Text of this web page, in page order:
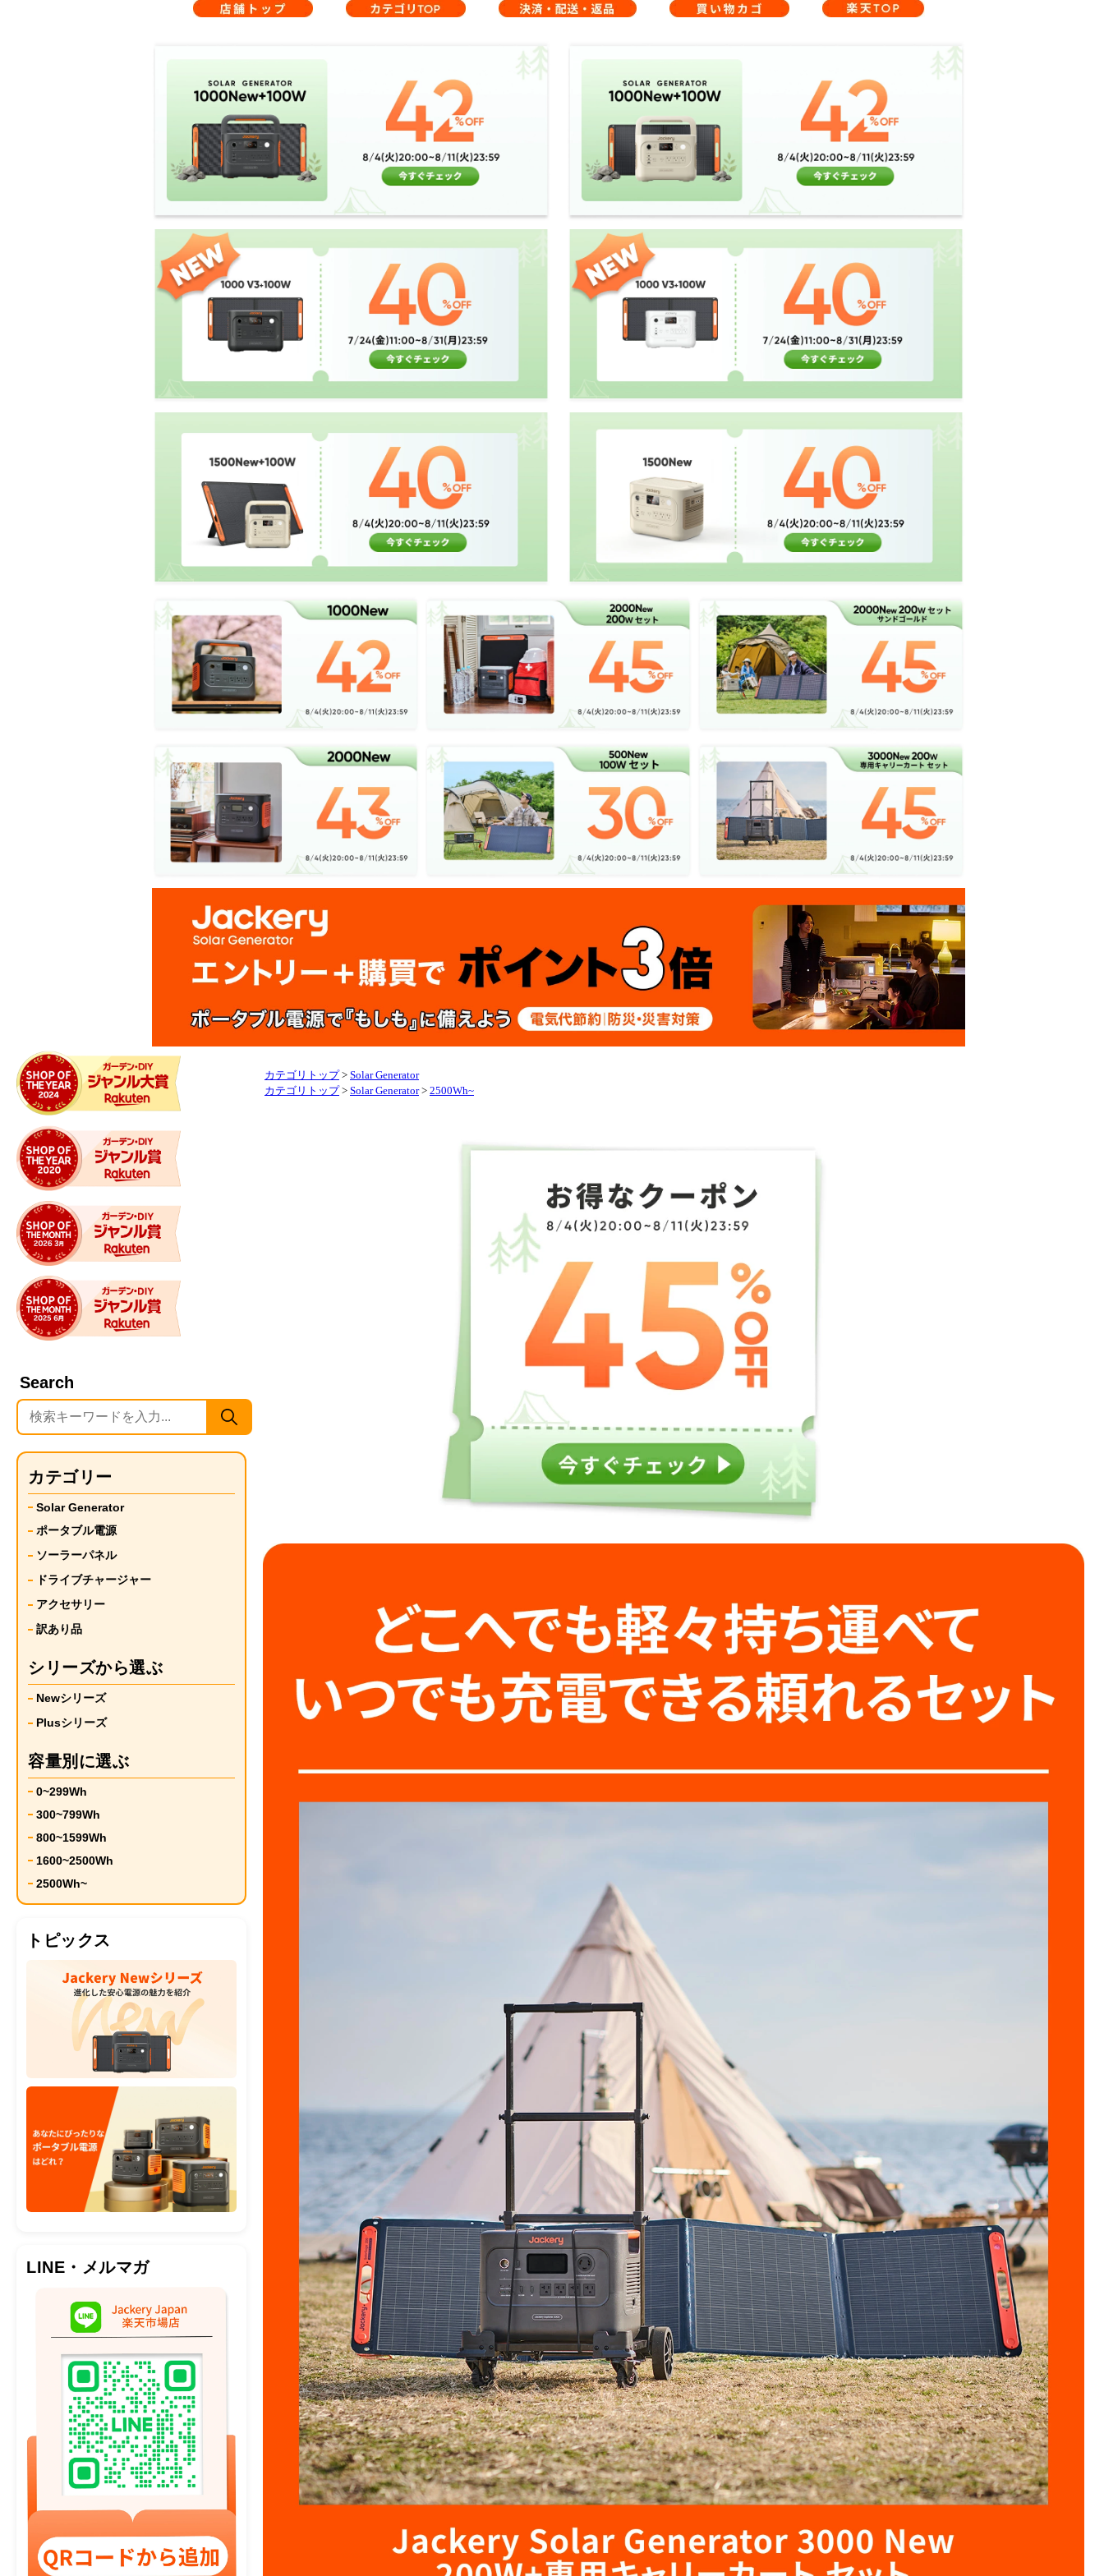
Search
カテゴリー
Solar Generator
ポータブル電源
ソーラーパネル
ドライブチャージャー
アクセサリー
訳あり品
シリーズから選ぶ
Newシリーズ
Plusシリーズ
容量別に選ぶ
0~299Wh
300~799Wh
800~1599Wh
1600~2500Wh
2500Wh~
トピックス
LINE・メルマガ
カテゴリトップ > Solar Generator
カテゴリトップ > Solar Generator> 2500Wh~